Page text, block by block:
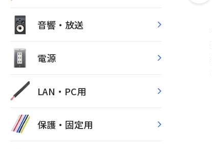
音響・放送
電源
LAN・PC用
保護・固定用